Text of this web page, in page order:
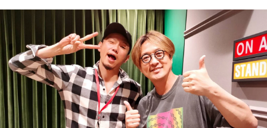
トピックス
TBS Podcast
お知らせ
イベント・グッズ
YouTube
会社情報